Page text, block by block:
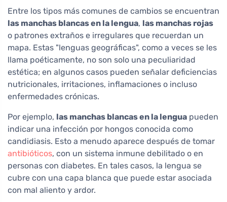
Entre los tipos más comunes de cambios se encuentran
las manchas blancas en la lengua, las manchas rojas
o patrones extraños e irregulares que recuerdan un
mapa. Estas "lenguas geográficas", como a veces se les
llama poéticamente, no son solo una peculiaridad
estética; en algunos casos pueden señalar deficiencias
nutricionales, irritaciones, inflamaciones o incluso
enfermedades crónicas.
Por ejemplo, las manchas blancas en la lengua pueden
indicar una infección por hongos conocida como
candidiasis. Esto a menudo aparece después de tomar
antibióticos, con un sistema inmune debilitado o en
personas con diabetes. En tales casos, la lengua se
cubre con una capa blanca que puede estar asociada
con mal aliento y ardor.